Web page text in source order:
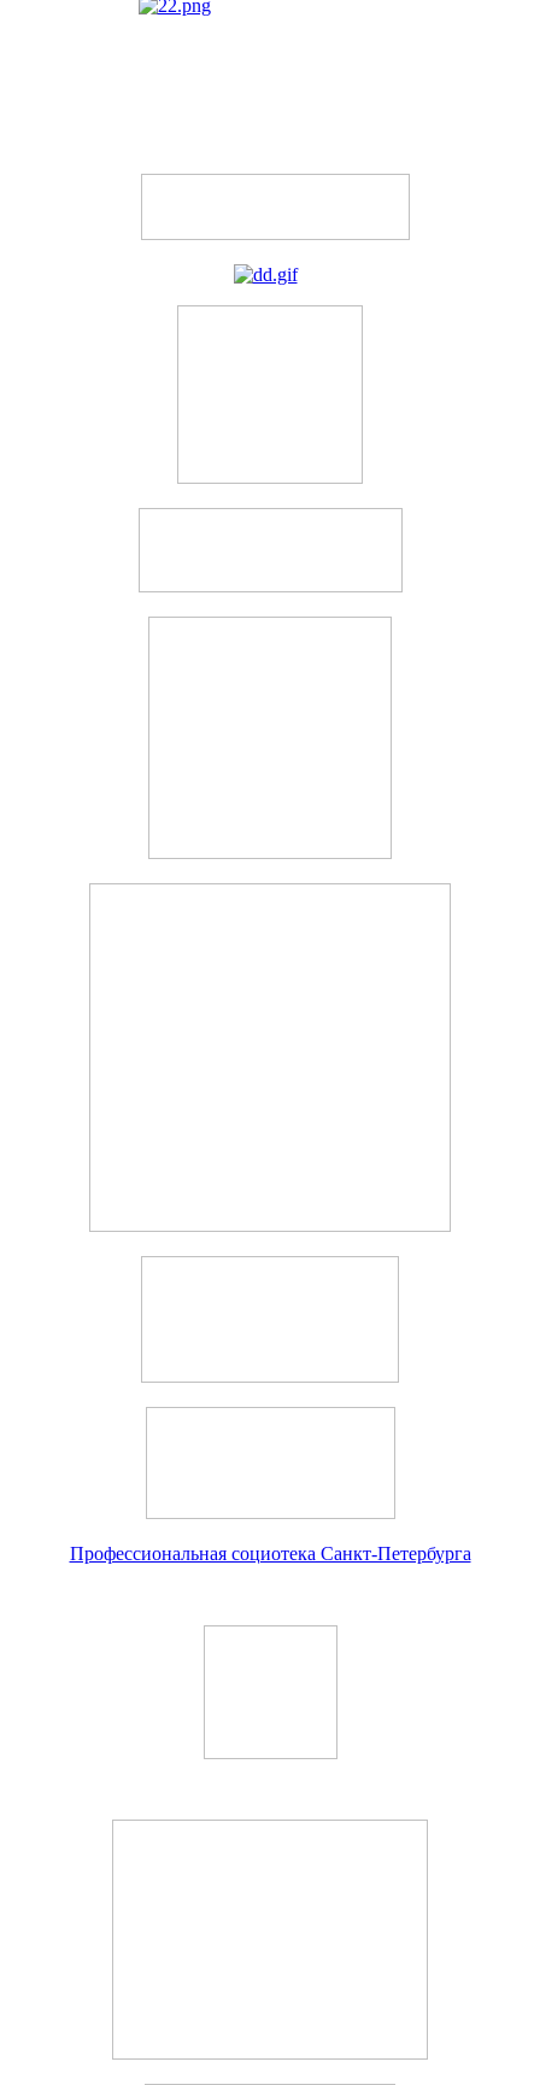
Профессиональная социотека Санкт-Петербурга